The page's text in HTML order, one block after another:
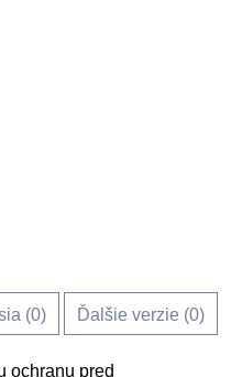
(0) Ďalšie verzie (0)
ochranu pred